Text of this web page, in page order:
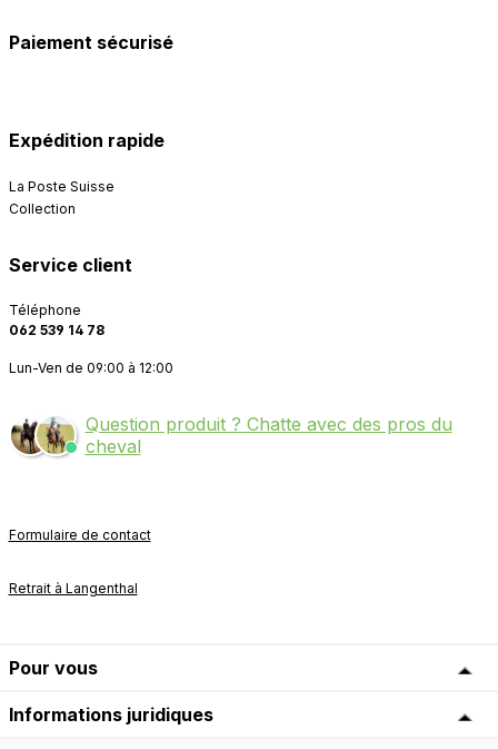
Paiement sécurisé
Expédition rapide
La Poste Suisse
Collection
Service client
Téléphone
062 539 14 78
Lun-Ven de 09:00 à 12:00
Question produit ? Chatte avec des pros du
cheval
Formulaire de contact
Retrait à Langenthal
Pour vous
Informations juridiques